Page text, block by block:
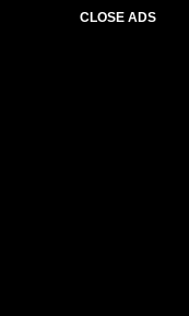
CLOSE ADS